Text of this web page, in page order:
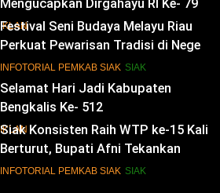
Mengucapkan Dirgahayu RI Ke- 79
IKLAN
Selamat Hari Jadi Kabupaten
Bengkalis Ke- 512
IKLAN
Festival Seni Budaya Melayu Riau
Perkuat Pewarisan Tradisi di Negeri
Istana
INFOTORIAL PEMKAB SIAK SIAK
Siak Konsisten Raih WTP ke-15 Kali
Berturut, Bupati Afni Tekankan
Penguatan Tata Kelola Keuangan
INFOTORIAL PEMKAB SIAK SIAK